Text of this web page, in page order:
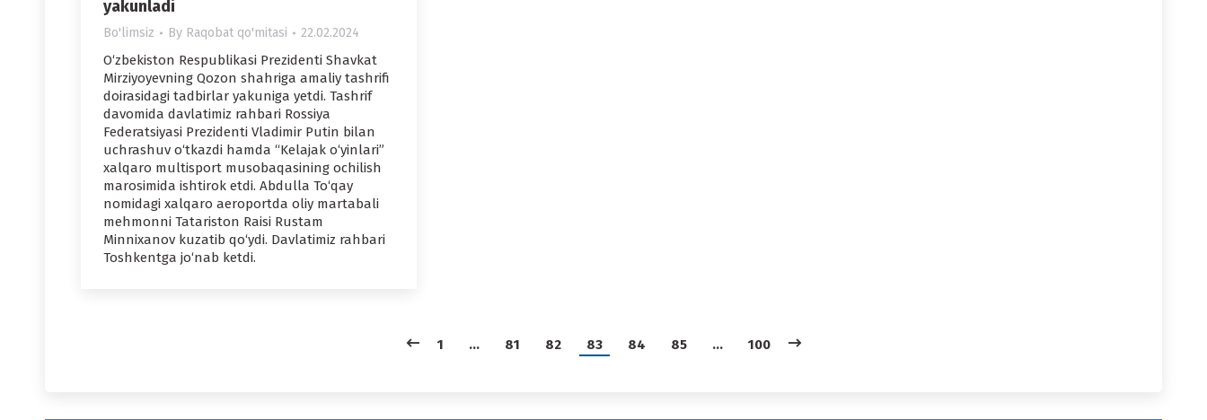
yakunladi
Bo'limsiz By Raqobat qo'mitasi 22.02.2024
O‘zbekiston Respublikasi Prezidenti Shavkat
Mirziyoyevning Qozon shahriga amaliy tashrifi
doirasidagi tadbirlar yakuniga yetdi. Tashrif
davomida davlatimiz rahbari Rossiya
Federatsiyasi Prezidenti Vladimir Putin bilan
uchrashuv o‘tkazdi hamda “Kelajak o‘yinlari”
xalqaro multisport musobaqasining ochilish
marosimida ishtirok etdi. Abdulla To‘qay
nomidagi xalqaro aeroportda oliy martabali
mehmonni Tatariston Raisi Rustam
Minnixanov kuzatib qo‘ydi. Davlatimiz rahbari
Toshkentga jo‘nab ketdi.
1 … 81 82 83 84 85 … 100